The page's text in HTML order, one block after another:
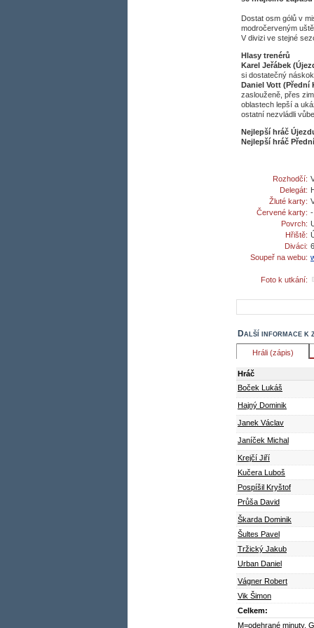
Dostat osm gólů v
modročerveným
V divizi ve stejné
Hlasy trenérů
Karel Jeřábek
si dostatečný
Daniel Vott (Přední
zaslouženě, přes
oblastech lepší a
ostatní nezvládli
Nejlepší hráč
Nejlepší hráč
Rozhodčí:
Delegát:
Žluté karty:
Červené karty:
Povrch:
Hřiště:
Diváci:
Soupeř na webu:
Foto k utkání:
Další informace k
Hráli (zápis)
Hráč
Boček Lukáš
Hajný Dominik
Janek Václav
Janíček Michal
Krejčí Jiří
Kučera Luboš
Pospíšil Kryštof
Průša David
Škarda Dominik
Šultes Pavel
Tržický Jakub
Urban Daniel
Vágner Robert
Vik Šimon
Celkem:
M=odehrané minuty,